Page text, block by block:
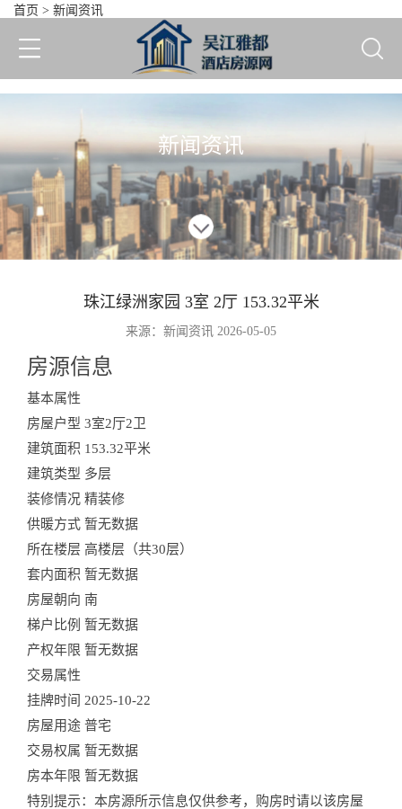
首页 > 新闻资讯
珠江绿洲家园 3室 2厅
新闻资讯
珠江绿洲家园 3室 2厅 153.32平米
来源：新闻资讯 2026-05-05
房源信息
Information
基本属性
房屋户型 3室2厅2卫
建筑面积 153.32平米
建筑类型 多层
装修情况 精装修
供暖方式 暂无数据
所在楼层 高楼层（共30层）
套内面积 暂无数据
房屋朝向 南
梯户比例 暂无数据
产权年限 暂无数据
交易属性
挂牌时间 2025-10-22
房屋用途 普宅
交易权属 暂无数据
房本年限 暂无数据
特别提示：本房源所示信息仅供参考，购房时请以该房屋